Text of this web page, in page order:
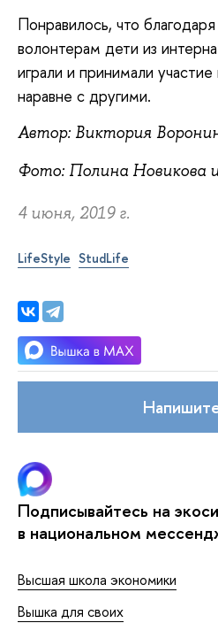
Понравилось, что
волонтерам дети из
играли и принимали
наравне с другими.
Автор: Виктория
Фото: Полина Новикова
4 июня, 2019 г.
LifeStyle StudLife
Подписывайтесь на
в национальном
Высшая школа экономики
Вышка для своих